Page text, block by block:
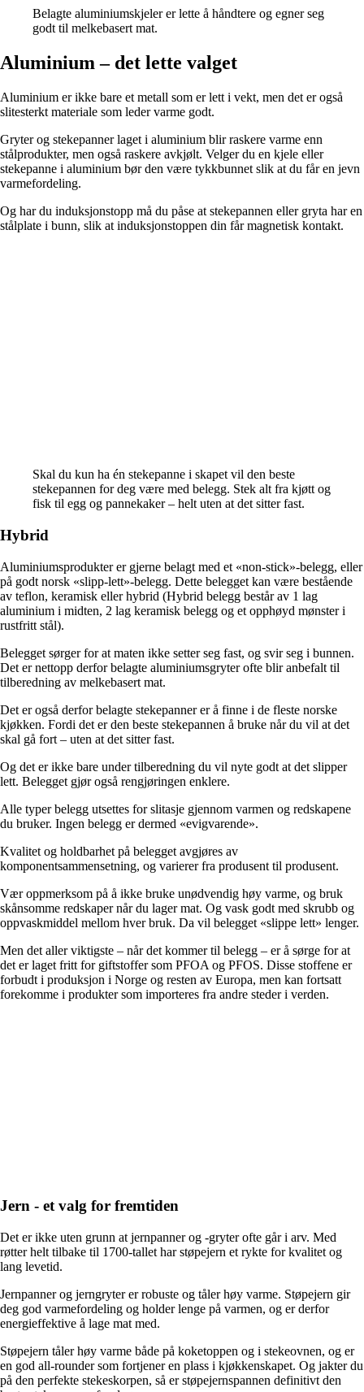
Belagte aluminiumskjeler er lette å håndtere og egner seg
godt til melkebasert mat.
Aluminium – det lette valget
Aluminium er ikke bare et metall som er lett i vekt, men det er også
slitesterkt materiale som leder varme godt.
Gryter og stekepanner laget i aluminium blir raskere varme enn
stålprodukter, men også raskere avkjølt. Velger du en kjele eller
stekepanne i aluminium bør den være tykkbunnet slik at du får en jevn
varmefordeling.
Og har du induksjonstopp må du påse at stekepannen eller gryta har en
stålplate i bunn, slik at induksjonstoppen din får magnetisk kontakt.
Skal du kun ha én stekepanne i skapet vil den beste
stekepannen for deg være med belegg. Stek alt fra kjøtt og
fisk til egg og pannekaker – helt uten at det sitter fast.
Hybrid
Aluminiumsprodukter er gjerne belagt med et «non-stick»-belegg, eller
på godt norsk «slipp-lett»-belegg. Dette belegget kan være bestående
av teflon, keramisk eller hybrid (Hybrid belegg består av 1 lag
aluminium i midten, 2 lag keramisk belegg og et opphøyd mønster i
rustfritt stål).
Belegget sørger for at maten ikke setter seg fast, og svir seg i bunnen.
Det er nettopp derfor belagte aluminiumsgryter ofte blir anbefalt til
tilberedning av melkebasert mat.
Det er også derfor belagte stekepanner er å finne i de fleste norske
kjøkken. Fordi det er den beste stekepannen å bruke når du vil at det
skal gå fort – uten at det sitter fast.
Og det er ikke bare under tilberedning du vil nyte godt at det slipper
lett. Belegget gjør også rengjøringen enklere.
Alle typer belegg utsettes for slitasje gjennom varmen og redskapene
du bruker. Ingen belegg er dermed «evigvarende».
Kvalitet og holdbarhet på belegget avgjøres av
komponentsammensetning, og varierer fra produsent til produsent.
Vær oppmerksom på å ikke bruke unødvendig høy varme, og bruk
skånsomme redskaper når du lager mat. Og vask godt med skrubb og
oppvaskmiddel mellom hver bruk. Da vil belegget «slippe lett» lenger.
Men det aller viktigste – når det kommer til belegg – er å sørge for at
det er laget fritt for giftstoffer som PFOA og PFOS. Disse stoffene er
forbudt i produksjon i Norge og resten av Europa, men kan fortsatt
forekomme i produkter som importeres fra andre steder i verden.
Jern - et valg for fremtiden
Det er ikke uten grunn at jernpanner og -gryter ofte går i arv. Med
røtter helt tilbake til 1700-tallet har støpejern et rykte for kvalitet og
lang levetid.
Jernpanner og jerngryter er robuste og tåler høy varme. Støpejern gir
deg god varmefordeling og holder lenge på varmen, og er derfor
energieffektive å lage mat med.
Støpejern tåler høy varme både på koketoppen og i stekeovnen, og er
en god all-rounder som fortjener en plass i kjøkkenskapet. Og jakter du
på den perfekte stekeskorpen, så er støpejernspannen definitivt den